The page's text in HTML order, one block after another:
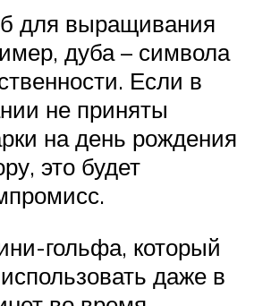
для выращивания
дуба – символа
Если в
не приняты
на день рождения
это будет
гольфа, который
даже в